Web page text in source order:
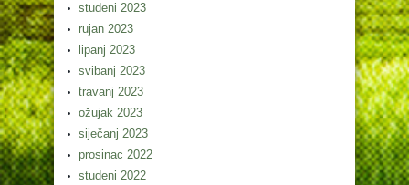
studeni 2023
rujan 2023
lipanj 2023
svibanj 2023
travanj 2023
ožujak 2023
siječanj 2023
prosinac 2022
studeni 2022